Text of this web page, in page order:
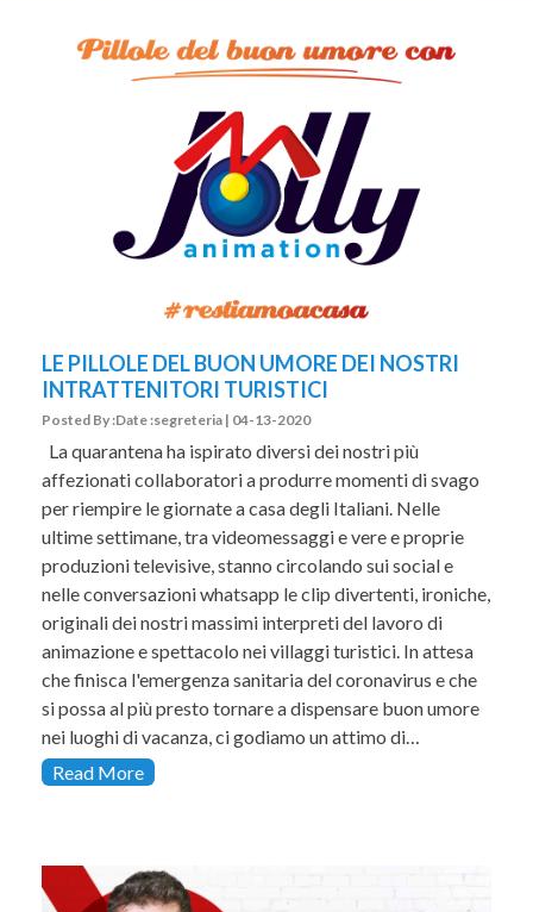
LE PILLOLE DEL BUON UMORE DEI NOSTRI
INTRATTENITORI TURISTICI
Posted By :Date :segreteria | 04-13-2020
La quarantena ha ispirato diversi dei nostri più
affezionati collaboratori a produrre momenti di svago
per riempire le giornate a casa degli Italiani. Nelle
ultime settimane, tra videomessaggi e vere e proprie
produzioni televisive, stanno circolando sui social e
nelle conversazioni whatsapp le clip divertenti, ironiche,
originali dei nostri massimi interpreti del lavoro di
animazione e spettacolo nei villaggi turistici. In attesa
che finisca l'emergenza sanitaria del coronavirus e che
si possa al più presto tornare a dispensare buon umore
nei luoghi di vacanza, ci godiamo un attimo di…
Read More